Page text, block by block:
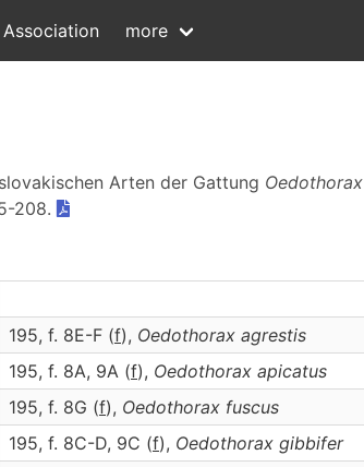
Association more
Arten der Gattung Oedothorax
208.
195, f. 8E-F (f), Oedothorax agrestis
195, f. 8A, 9A (f), Oedothorax apicatus
195, f. 8G (f), Oedothorax fuscus
195, f. 8C-D, 9C (f), Oedothorax gibbifer